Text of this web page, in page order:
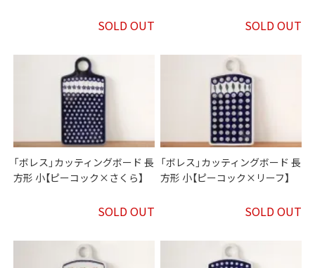
SOLD OUT SOLD OUT
「ボレス」カッティングボード 長
方形 小【ピーコック×さくら】
SOLD OUT
「ボレス」カッティングボード 長
方形 小【ピーコック×リーフ】
SOLD OUT